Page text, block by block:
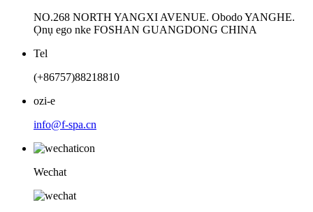
NO.268 NORTH YANGXI AVENUE. Obodo YANGHE.
Ọnụ ego nke FOSHAN GUANGDONG CHINA
Tel
(+86757)88218810
ozi-e
info@f-spa.cn
Wechat